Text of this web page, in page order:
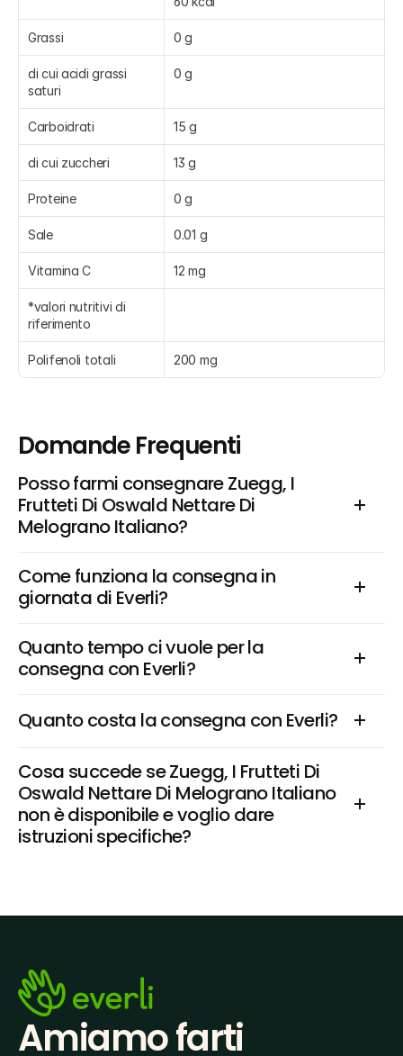
Grassi 0 g
di cui acidi grassi
saturi
0 g
Carboidrati 15 g
di cui zuccheri 13 g
Proteine 0 g
Sale 0.01 g
Vitamina C 12 mg
*valori nutritivi di
riferimento
Polifenoli totali 200 mg
Domande Frequenti
Posso farmi consegnare Zuegg, I
Frutteti Di Oswald Nettare Di
Melograno Italiano?
Come funziona la consegna in
giornata di Everli?
Quanto tempo ci vuole per la
consegna con Everli?
Quanto costa la consegna con Everli?
Cosa succede se Zuegg, I Frutteti Di
Oswald Nettare Di Melograno Italiano
non è disponibile e voglio dare
istruzioni specifiche?
Amiamo farti